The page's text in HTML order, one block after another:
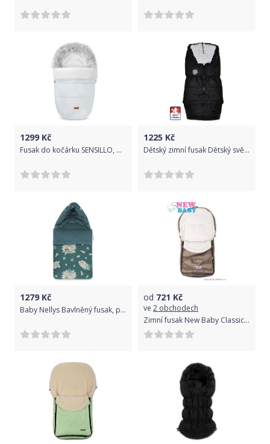
1299 Kč
Fusak do kočárku SENSILLO, model Indiana, barva popelavá
1225 Kč
Dětský zimní fusak Dětský svět winter sport černý/MINKY bílá
1279 Kč
Baby Nellys Bavlněný fusak, prošívaný velvet, 45 x 95 cm - Tropical Koala, zelená
od 721 Kč
ve 2 obchodech
Zimní fusak New Baby Classic Fleece brown